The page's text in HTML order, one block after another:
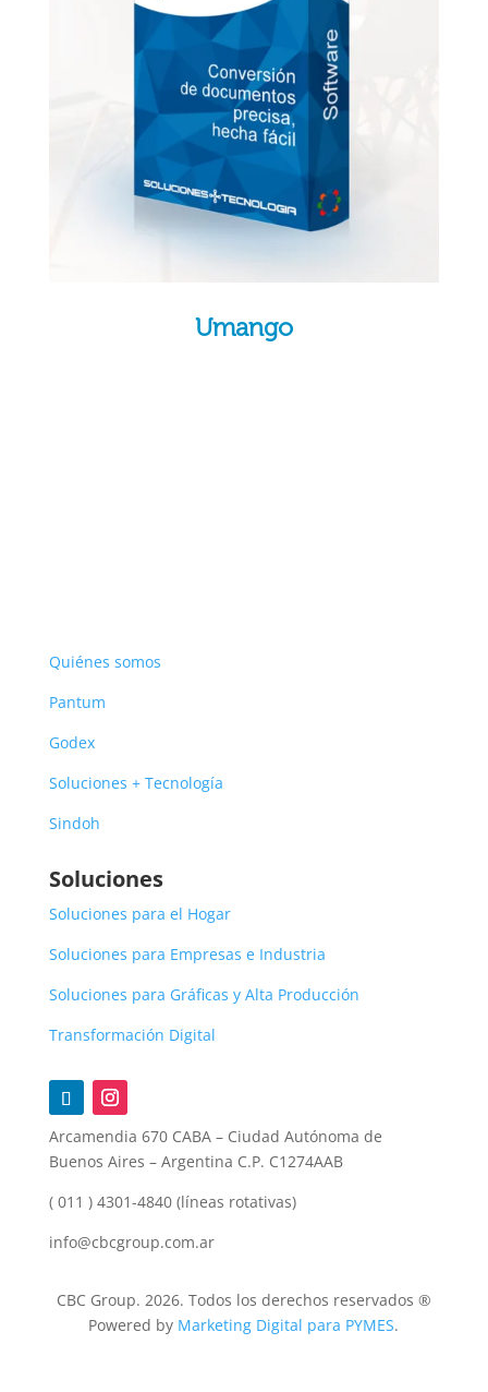
Umango
Quiénes somos
Pantum
Godex
Soluciones + Tecnología
Sindoh
Soluciones
Soluciones para el Hogar
Soluciones para Empresas e Industria
Soluciones para Gráficas y Alta Producción
Transformación Digital
Arcamendia 670 CABA – Ciudad Autónoma de
Buenos Aires – Argentina C.P. C1274AAB
( 011 ) 4301-4840 (líneas rotativas)
info@cbcgroup.com.ar
CBC Group. 2026. Todos los derechos reservados ®
Powered by Marketing Digital para PYMES.